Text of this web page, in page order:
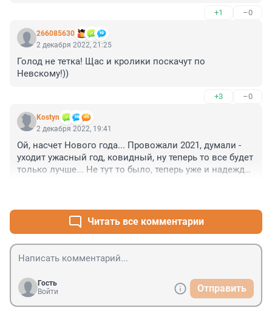
+1 –0
266085630
2 декабря 2022, 21:25
Голод не тетка! Щас и кролики поскачут по
Невскому!))
+3 –0
Kostyn
2 декабря 2022, 19:41
Ой, насчет Нового года... Провожали 2021, думали -
уходит ужасный год, ковидный, ну теперь то все будет
только лучше... Не тут то было, теперь уже и надежды
Читать все комментарии
Гость
Войти
Отправить